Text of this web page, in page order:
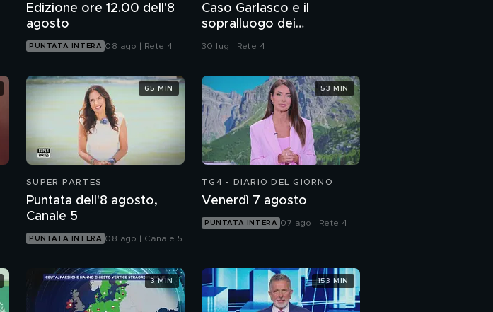
Edizione ore 12.00 dell'8
agosto
PUNTATA INTERA 08 ago | Rete 4
Caso Garlasco e il
sopralluogo dei
Carabinieri
30 lug | Rete 4
SUPER PARTES
Puntata dell'8 agosto,
Canale 5
PUNTATA INTERA 08 ago | Canale 5
65 MIN
TG4 - DIARIO DEL GIORNO
Venerdì 7 agosto
PUNTATA INTERA 07 ago | Rete 4
53 MIN
3 MIN 153 MIN